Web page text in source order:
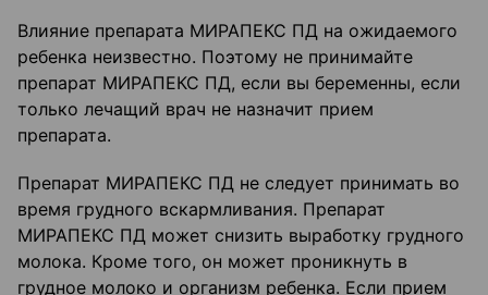
Влияние препарата МИРАПЕКС ПД на ожидаемого
ребенка неизвестно. Поэтому не принимайте
препарат МИРАПЕКС ПД, если вы беременны, если
только лечащий врач не назначит прием
препарата.
Препарат МИРАПЕКС ПД не следует принимать во
время грудного вскармливания. Препарат
МИРАПЕКС ПД может снизить выработку грудного
молока. Кроме того, он может проникнуть в
грудное молоко и организм ребенка. Если прием